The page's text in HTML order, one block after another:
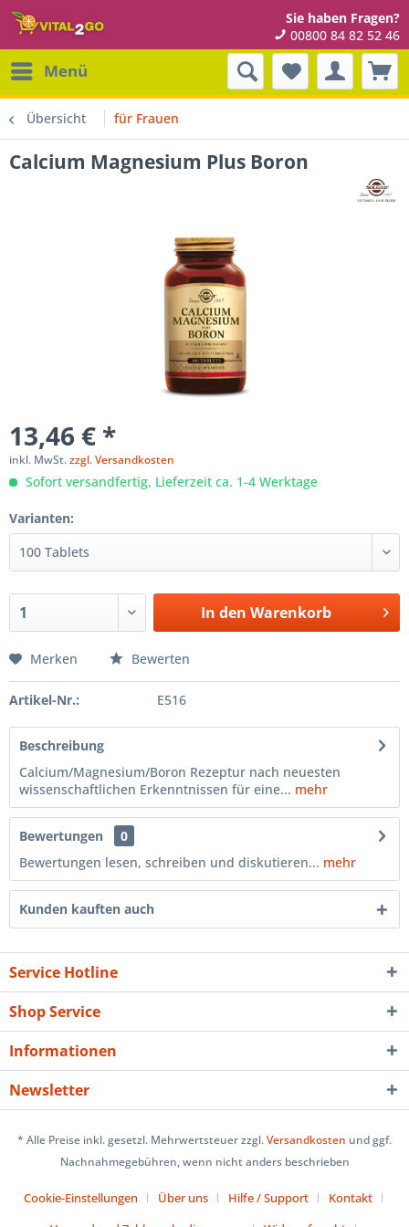
Sie haben Fragen?
00800 84 82 52 46
Menü
Übersicht für Frauen
Calcium Magnesium Plus Boron
13,46 € *
inkl. MwSt.zzgl. Versandkosten
Sofort versandfertig, Lieferzeit ca. 1-4 Werktage
Varianten:
In den Warenkorb
Merken Bewerten
Artikel-Nr.: E516
Beschreibung
Calcium/Magnesium/Boron Rezeptur nach neuesten
wissenschaftlichen Erkenntnissen für eine... mehr
Bewertungen
0
Bewertungen lesen, schreiben und diskutieren... mehr
Kunden kauften auch
Service Hotline
Shop Service
Informationen
Newsletter
* Alle Preise inkl. gesetzl. Mehrwertsteuer zzgl.Versandkosten und ggf.
Nachnahmegebühren, wenn nicht anders beschrieben
Cookie-Einstellungen Über uns Hilfe / Support
Kontakt